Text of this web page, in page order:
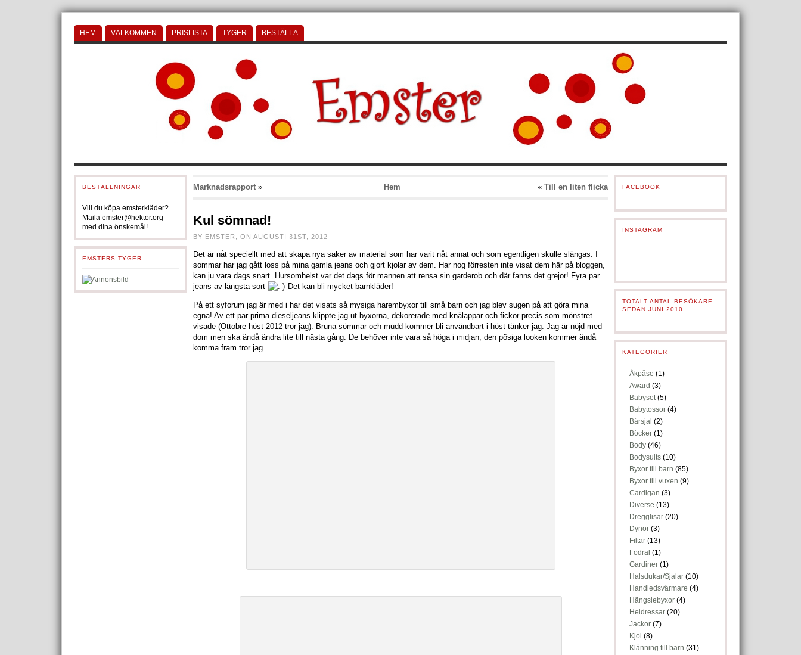
HEM VÄLKOMMEN PRISLISTA TYGER BESTÄLLA
BESTÄLLNINGAR
Vill du köpa emsterkläder?
Maila emster@hektor.org
med dina önskemål!
EMSTERS TYGER
Marknadsrapport » Hem « Till en liten flicka
Kul sömnad!
BY EMSTER, ON AUGUSTI 31ST, 2012
Det är nåt speciellt med att skapa nya saker av material som har varit nåt annat och som egentligen skulle slängas. I
sommar har jag gått loss på mina gamla jeans och gjort kjolar av dem. Har nog förresten inte visat dem här på bloggen,
kan ju vara dags snart. Hursomhelst var det dags för mannen att rensa sin garderob och där fanns det grejor! Fyra par
jeans av längsta sort
Det kan bli mycket barnkläder!
På ett syforum jag är med i har det visats så mysiga harembyxor till små barn och jag blev sugen på att göra mina
egna! Av ett par prima dieseljeans klippte jag ut byxorna, dekorerade med knälappar och fickor precis som mönstret
visade (Ottobre höst 2012 tror jag). Bruna sömmar och mudd kommer bli användbart i höst tänker jag. Jag är nöjd med
dom men ska ändå ändra lite till nästa gång. De behöver inte vara så höga i midjan, den pösiga looken kommer ändå
komma fram tror jag.
FACEBOOK
INSTAGRAM
TOTALT ANTAL BESÖKARE
SEDAN JUNI 2010
KATEGORIER
Åkpåse (1)
Award (3)
Babyset(5)
Babytossor (4)
Bärsjal (2)
Böcker (1)
Body (46)
Bodysuits (10)
Byxor till barn (85)
Byxor till vuxen (9)
Cardigan (3)
Diverse (13)
Dregglisar (20)
Dynor (3)
Filtar (13)
Fodral (1)
Gardiner (1)
Halsdukar/Sjalar (10)
Handledsvärmare (4)
Hängslebyxor (4)
Heldressar (20)
Jackor (7)
Kjol (8)
Klänning till barn (31)